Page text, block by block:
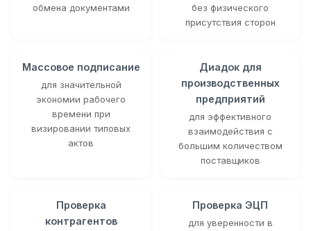
обмена документами
без физического
присутствия сторон
Массовое подписание
для значительной
экономии рабочего
времени при
визировании типовых
актов
Диадок для
производственных
предприятий
для эффективного
взаимодействия с
большим количеством
поставщиков
Проверка
контрагентов
Проверка ЭЦП
для уверенности в